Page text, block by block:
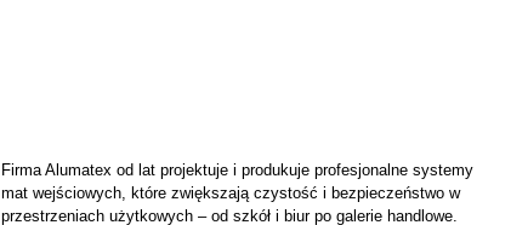
Firma Alumatex od lat projektuje i produkuje profesjonalne systemy
mat wejściowych, które zwiększają czystość i bezpieczeństwo w
przestrzeniach użytkowych – od szkół i biur po galerie handlowe.